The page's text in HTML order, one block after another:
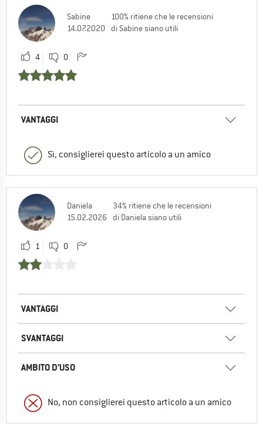
Sabine
14.07.2020
100% ritiene che le recensioni
di Sabine siano utili
4 0
VANTAGGI
Sì, consiglierei questo articolo a un amico
Daniela
15.02.2026
34% ritiene che le recensioni
di Daniela siano utili
1 0
VANTAGGI
SVANTAGGI
AMBITO D’USO
No, non consiglierei questo articolo a un amico